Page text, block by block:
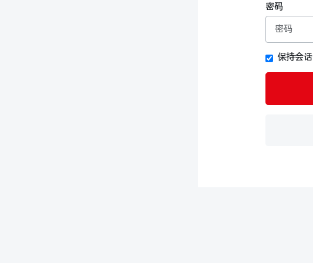
密码
保持会话